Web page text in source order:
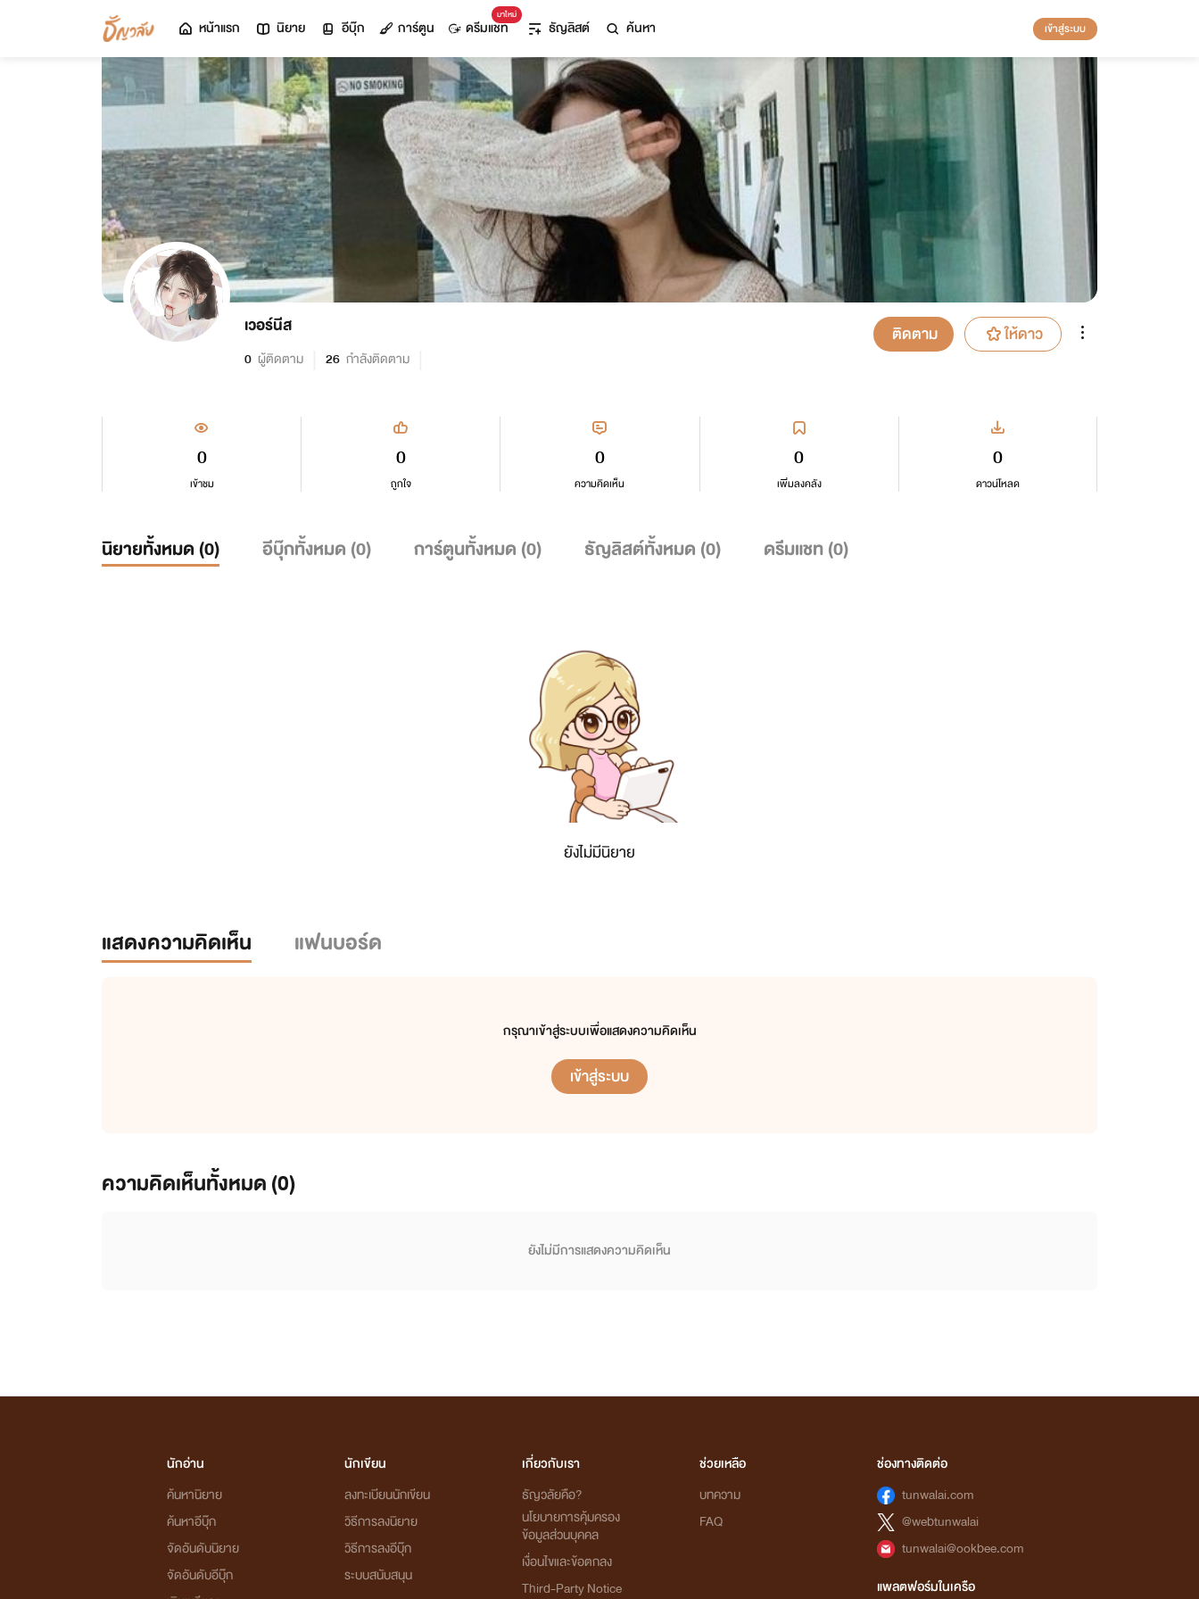
หน้าแรก นิยาย อีบุ๊ก การ์ตูน
มาใหม่
ดรีมแชท ธัญลิสต์ ค้นหา เข้าสู่ระบบ
เวอร์นีส
0 ผู้ติดตาม 26 กำลังติดตาม
ติดตาม ให้ดาว
0
เข้าชม
0
เพิ่มลงคลัง
0
ถูกใจ
0
ดาวน์โหลด
0
ความคิดเห็น
นิยายทั้งหมด (0) อีบุ๊กทั้งหมด (0) การ์ตูนทั้งหมด (0) ธัญลิสต์ทั้งหมด (0) ดรีมแชท (0)
ยังไม่มีนิยาย
แสดงความคิดเห็น แฟนบอร์ด
กรุณาเข้าสู่ระบบเพื่อแสดงความคิดเห็น
เข้าสู่ระบบ
ความคิดเห็นทั้งหมด (0)
ยังไม่มีการแสดงความคิดเห็น
นักอ่าน
ค้นหานิยาย
ค้นหาอีบุ๊ก
จัดอันดับนิยาย
จัดอันดับอีบุ๊ก
นักเขียน
ลงทะเบียนนักเขียน
วิธีการลงนิยาย
วิธีการลงอีบุ๊ก
ระบบสนับสนุน
เกี่ยวกับเรา
ธัญวลัยคือ?
นโยบายการคุ้มครอง
ข้อมูลส่วนบุคคล
เงื่อนไขและข้อตกลง
Third-Party Notice
ช่วยเหลือ
บทความ
FAQ
ช่องทางติดต่อ
tunwalai.com
@webtunwalai
tunwalai@ookbee.com
แพลตฟอร์มในเครือ